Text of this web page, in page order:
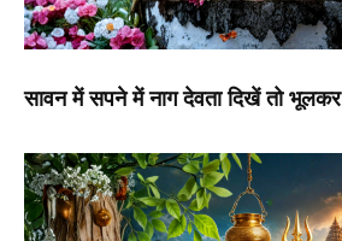
सावन में सपने में नाग देवता दिखें तो